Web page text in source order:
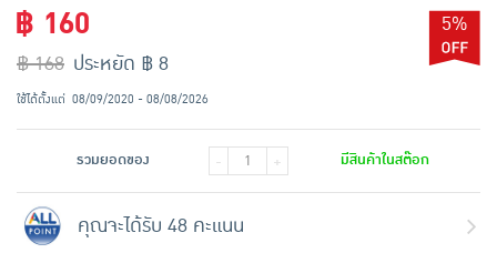
฿ 160
฿ 168
5%
ประหยัด ฿ 8
ใช้ได้ตั้งแต่ 08/09/2020 - 08/08/2026
รวมยอดของ - + มีสินค้าในสต๊อก
คุณจะได้รับ 48 คะแนน